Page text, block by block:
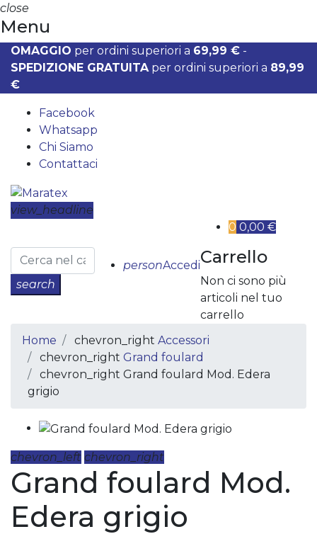
close
Menu
OMAGGIO per ordini superiori a 69,99 € -
SPEDIZIONE GRATUITAper ordini superiori a 89,99
€
Facebook
Whatsapp
Chi Siamo
Contattaci
view_headline
search
personAccedi
0 0,00 €
Carrello
Non ci sono più
articoli nel tuo
carrello
Home
chevron_right Accessori
chevron_right Grand foulard
chevron_right Grand foulard Mod. Edera
grigio
chevron_left chevron_right
Grand foulard Mod.
Edera grigio